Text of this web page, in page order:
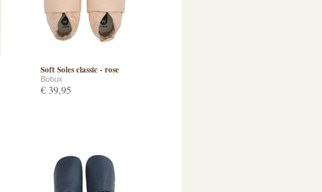
Soft Soles classic - rose
Bobux
€ 39,95